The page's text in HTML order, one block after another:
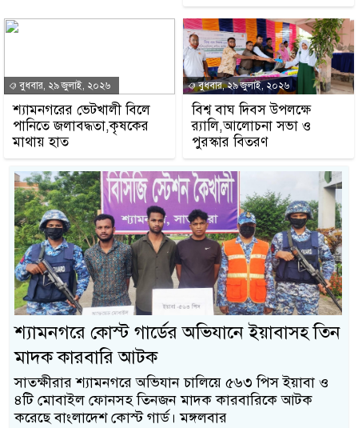
বুধবার, ২৯ জুলাই, ২০২৬
শ্যামনগরের ভেটখালী বিলে
পানিতে জলাবদ্ধতা,কৃষকের
মাথায় হাত
বুধবার, ২৯ জুলাই, ২০২৬
বিশ্ব বাঘ দিবস উপলক্ষে
র‍্যালি,আলোচনা সভা ও
পুরস্কার বিতরণ
শ্যামনগরে কোস্ট গার্ডের অভিযানে ইয়াবাসহ তিন
মাদক কারবারি আটক
সাতক্ষীরার শ্যামনগরে অভিযান চালিয়ে ৫৬৩ পিস ইয়াবা ও
৪টি মোবাইল ফোনসহ তিনজন মাদক কারবারিকে আটক
করেছে বাংলাদেশ কোস্ট গার্ড। মঙ্গলবার